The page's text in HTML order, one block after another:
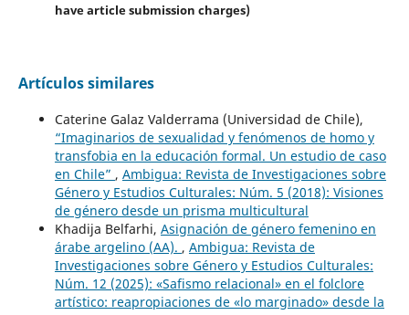
have article submission charges)
Artículos similares
Caterine Galaz Valderrama (Universidad de Chile),
“Imaginarios de sexualidad y fenómenos de homo y
transfobia en la educación formal. Un estudio de caso
en Chile” , Ambigua: Revista de Investigaciones sobre
Género y Estudios Culturales: Núm. 5 (2018): Visiones
de género desde un prisma multicultural
Khadija Belfarhi, Asignación de género femenino en
árabe argelino (AA). , Ambigua: Revista de
Investigaciones sobre Género y Estudios Culturales:
Núm. 12 (2025): «Safismo relacional» en el folclore
artístico: reapropiaciones de «lo marginado» desde la